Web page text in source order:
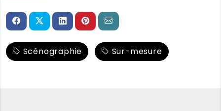
Scénographie Sur-mesure